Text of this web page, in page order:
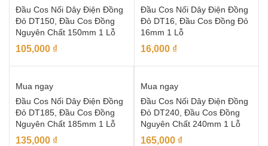
Đầu Cos Nối Dây Điện Đồng
Đỏ DT150, Đầu Cos Đồng
Nguyên Chất 150mm 1 Lỗ
105,000 ₫
Đầu Cos Nối Dây Điện Đồng
Đỏ DT16, Đầu Cos Đồng Đỏ
16mm 1 Lỗ
16,000 ₫
Mua ngay
Đầu Cos Nối Dây Điện Đồng
Đỏ DT185, Đầu Cos Đồng
Nguyên Chất 185mm 1 Lỗ
135,000 ₫
Mua ngay
Đầu Cos Nối Dây Điện Đồng
Đỏ DT240, Đầu Cos Đồng
Nguyên Chất 240mm 1 Lỗ
165,000 ₫